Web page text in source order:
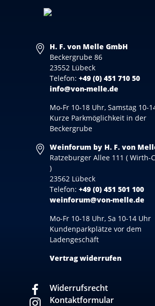
H. F. von Melle GmbH
Beckergrube 86
23552 Lübeck
Telefon: +49 (0) 451 710 50
info@von-melle.de
Mo-Fr 10-18 Uhr, Samstag 10-
Kurze Parkmöglichkeit in der
Beckergrube
Weinforum by H. F. von
Ratzeburger Allee 111 ( Wirth-
)
23562 Lübeck
Telefon: +49 (0) 451 501 100
weinforum@von-melle.de
Mo-Fr 10-18 Uhr, Sa 10-14 Uhr
Kundenparkplätze vor dem
Ladengeschäft
Vertrag widerrufen
Widerrufsrecht
Kontaktformular